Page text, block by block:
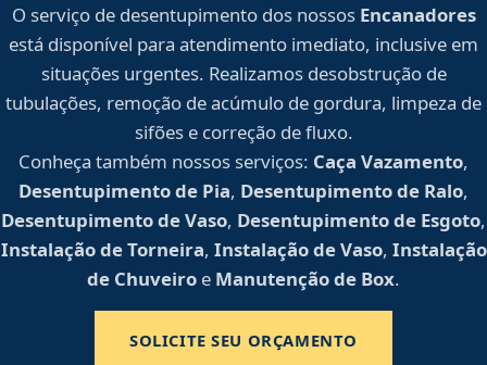
O serviço de desentupimento dos nossos Encanadores
está disponível para atendimento imediato, inclusive em
situações urgentes. Realizamos desobstrução de
tubulações, remoção de acúmulo de gordura, limpeza de
sifões e correção de fluxo.
Conheça também nossos serviços: Caça Vazamento,
Desentupimento de Pia, Desentupimento de Ralo,
Desentupimento de Vaso, Desentupimento de Esgoto,
Instalação de Torneira, Instalação de Vaso, Instalação
de Chuveiro e Manutenção de Box.
SOLICITE SEU ORÇAMENTO